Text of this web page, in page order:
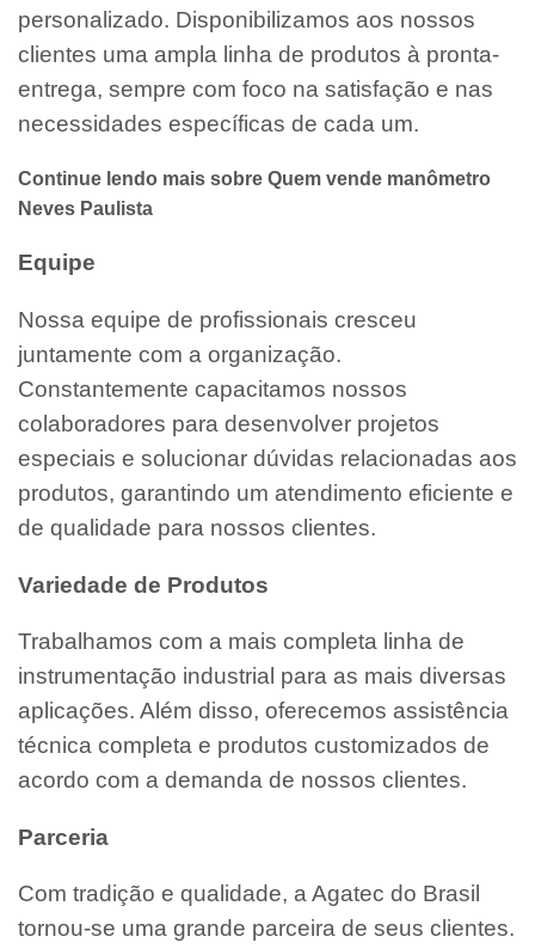
personalizado. Disponibilizamos aos nossos
clientes uma ampla linha de produtos à pronta-
entrega, sempre com foco na satisfação e nas
necessidades específicas de cada um.
Continue lendo mais sobre Quem vende manômetro
Neves Paulista
Equipe
Nossa equipe de profissionais cresceu
juntamente com a organização.
Constantemente capacitamos nossos
colaboradores para desenvolver projetos
especiais e solucionar dúvidas relacionadas aos
produtos, garantindo um atendimento eficiente e
de qualidade para nossos clientes.
Variedade de Produtos
Trabalhamos com a mais completa linha de
instrumentação industrial para as mais diversas
aplicações. Além disso, oferecemos assistência
técnica completa e produtos customizados de
acordo com a demanda de nossos clientes.
Parceria
Com tradição e qualidade, a Agatec do Brasil
tornou-se uma grande parceira de seus clientes.